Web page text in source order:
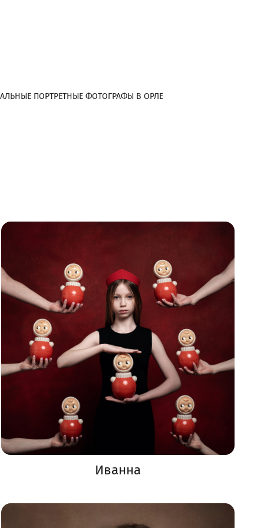
ПОРТРЕТНЫЕ ФОТОГРАФЫ В ОРЛЕ
Иванна